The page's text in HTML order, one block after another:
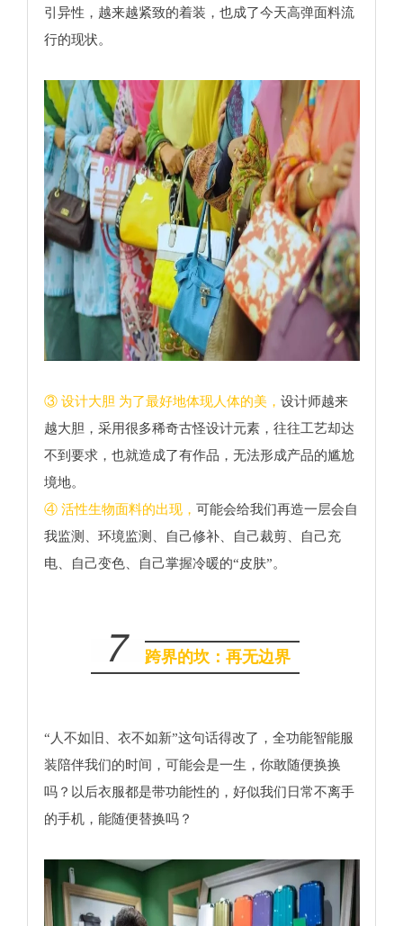
引异性，越来越紧致的着装，也成了今天高弹面料流
行的现状。
③ 设计大胆 为了最好地体现人体的美， 设计师越来
越大胆，采用很多稀奇古怪设计元素，往往工艺却达
不到要求，也就造成了有作品，无法形成产品的尴尬
境地。
④ 活性生物面料的出现， 可能会给我们再造一层会自
我监测、环境监测、自己修补、自己裁剪、自己充
电、自己变色、自己掌握冷暖的“皮肤”。
7 跨界的坎：再无边界
“人不如旧、衣不如新”这句话得改了，全功能智能服
装陪伴我们的时间，可能会是一生，你敢随便换换
吗？以后衣服都是带功能性的，好似我们日常不离手
的手机，能随便替换吗？